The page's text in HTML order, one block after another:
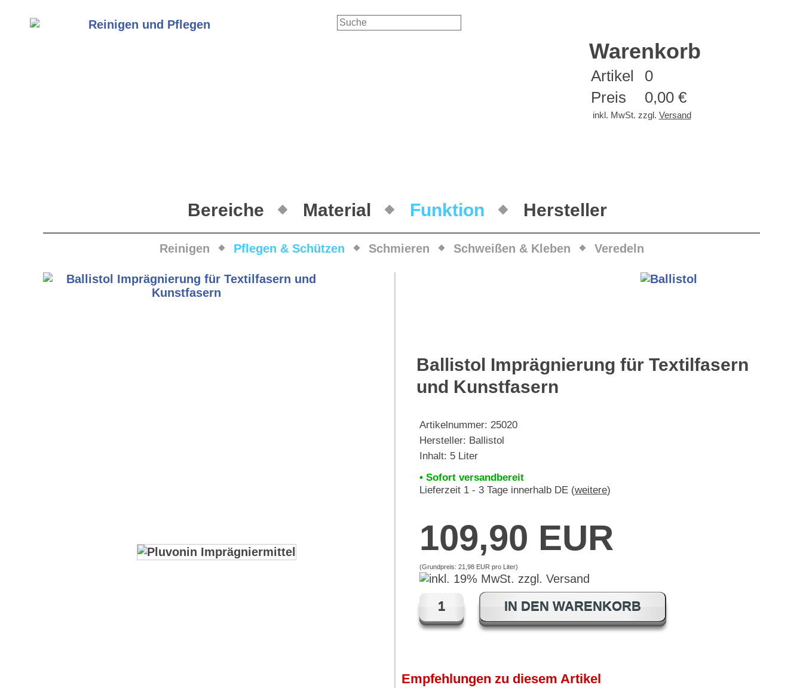
Warenkorb
Artikel
0
Preis
0,00 €
inkl. MwSt. zzgl. Versand
Bereiche Material Funktion Hersteller
Reinigen Pflegen & Schützen Schmieren Schweißen & Kleben Veredeln
Ballistol Imprägnierung für Textilfasern
und Kunstfasern
Artikelnummer: 25020
Hersteller: Ballistol
Inhalt: 5 Liter
• Sofort versandbereit
Lieferzeit 1 - 3 Tage innerhalb DE (weitere)
109,90 EUR
(Grundpreis: 21,98 EUR pro Liter)
IN DEN WARENKORB
Empfehlungen zu diesem Artikel